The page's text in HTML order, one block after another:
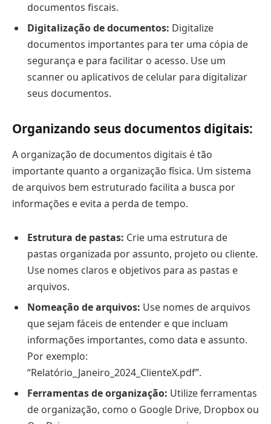
documentos fiscais.
Digitalização de documentos: Digitalize
documentos importantes para ter uma cópia de
segurança e para facilitar o acesso. Use um
scanner ou aplicativos de celular para digitalizar
seus documentos.
Organizando seus documentos digitais:
A organização de documentos digitais é tão
importante quanto a organização física. Um sistema
de arquivos bem estruturado facilita a busca por
informações e evita a perda de tempo.
Estrutura de pastas: Crie uma estrutura de
pastas organizada por assunto, projeto ou cliente.
Use nomes claros e objetivos para as pastas e
arquivos.
Nomeação de arquivos: Use nomes de arquivos
que sejam fáceis de entender e que incluam
informações importantes, como data e assunto.
Por exemplo:
“Relatório_Janeiro_2024_ClienteX.pdf”.
Ferramentas de organização: Utilize ferramentas
de organização, como o Google Drive, Dropbox ou